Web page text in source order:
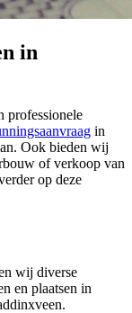
in
professionele
in
Ook bieden wij
of verkoop van
op deze
wij diverse
en plaatsen in